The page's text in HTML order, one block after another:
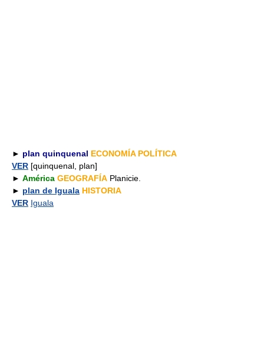
► plan quinquenal ECONOMÍA POLÍTICA
VER [quinquenal, plan]
► América GEOGRAFÍA Planicie.
► plan de Iguala HISTORIA
VER Iguala